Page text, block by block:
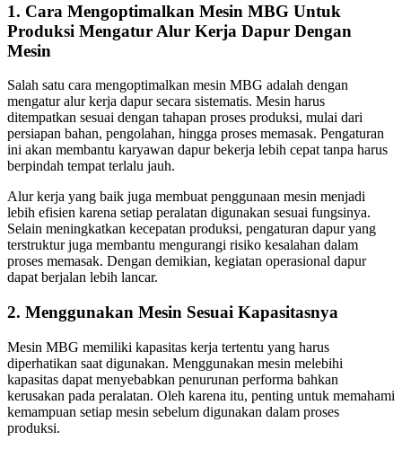
1. Cara Mengoptimalkan Mesin MBG Untuk
Produksi Mengatur Alur Kerja Dapur Dengan
Mesin
Salah satu cara mengoptimalkan mesin MBG adalah dengan
mengatur alur kerja dapur secara sistematis. Mesin harus
ditempatkan sesuai dengan tahapan proses produksi, mulai dari
persiapan bahan, pengolahan, hingga proses memasak. Pengaturan
ini akan membantu karyawan dapur bekerja lebih cepat tanpa harus
berpindah tempat terlalu jauh.
Alur kerja yang baik juga membuat penggunaan mesin menjadi
lebih efisien karena setiap peralatan digunakan sesuai fungsinya.
Selain meningkatkan kecepatan produksi, pengaturan dapur yang
terstruktur juga membantu mengurangi risiko kesalahan dalam
proses memasak. Dengan demikian, kegiatan operasional dapur
dapat berjalan lebih lancar.
2. Menggunakan Mesin Sesuai Kapasitasnya
Mesin MBG memiliki kapasitas kerja tertentu yang harus
diperhatikan saat digunakan. Menggunakan mesin melebihi
kapasitas dapat menyebabkan penurunan performa bahkan
kerusakan pada peralatan. Oleh karena itu, penting untuk memahami
kemampuan setiap mesin sebelum digunakan dalam proses
produksi.